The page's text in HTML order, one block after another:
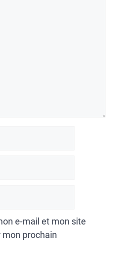
e-mail et mon site
prochain